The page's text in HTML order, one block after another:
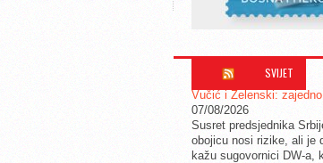
SVIJET
Vučić i Zelenski:
07/08/2026
Susret predsjednika
obojicu nosi rizike, ali je
kažu sugovornici DW-a,